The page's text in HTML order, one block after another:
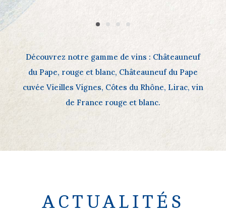
Découvrez notre gamme de vins : Châteauneuf
du Pape, rouge et blanc, Châteauneuf du Pape
cuvée Vieilles Vignes, Côtes du Rhône, Lirac, vin
de France rouge et blanc.
ACTUALITÉS